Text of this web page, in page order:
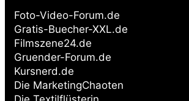
Foto-Video-Forum.de
Gratis-Buecher-XXL.de
Filmszene24.de
Gruender-Forum.de
Kursnerd.de
Die MarketingChaoten